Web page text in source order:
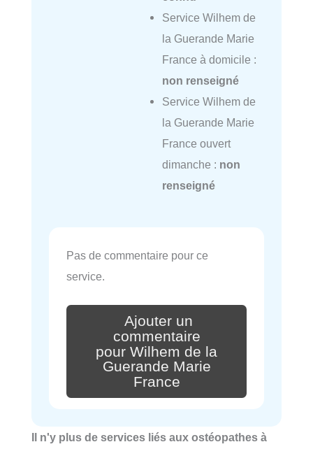
Service Wilhem de
la Guerande Marie
France à domicile :
non renseigné
Service Wilhem de
la Guerande Marie
France ouvert
dimanche : non
renseigné
Pas de commentaire pour ce
service.
Ajouter un
commentaire
pour Wilhem de la
Guerande Marie
France
Il n'y plus de services liés aux ostéopathes à